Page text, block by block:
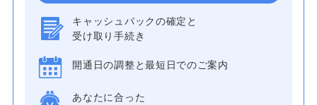
キャッシュバックの確定と
受け取り手続き
開通日の調整と最短日でのご案内
あなたに合った